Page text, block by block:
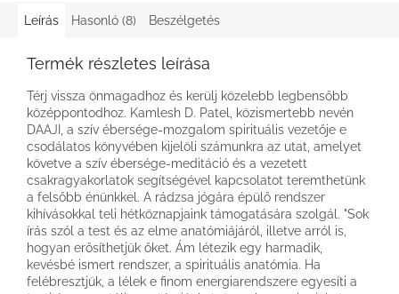
Leírás Hasonló (8) Beszélgetés
Termék részletes leírása
Térj vissza önmagadhoz és kerülj közelebb legbensőbb
középpontodhoz. Kamlesh D. Patel, közismertebb nevén
DAAJI, a szív ébersége-mozgalom spirituális vezetője e
csodálatos könyvében kijelöli számunkra az utat, amelyet
követve a szív ébersége-meditáció és a vezetett
csakragyakorlatok segítségével kapcsolatot teremthetünk
a felsőbb énünkkel. A rádzsa jógára épülő rendszer
kihívásokkal teli hétköznapjaink támogatására szolgál. "Sok
írás szól a test és az elme anatómiájáról, illetve arról is,
hogyan erősíthetjük őket. Ám létezik egy harmadik,
kevésbé ismert rendszer, a spirituális anatómia. Ha
felébresztjük, a lélek e finom energiarendszere egyesíti a